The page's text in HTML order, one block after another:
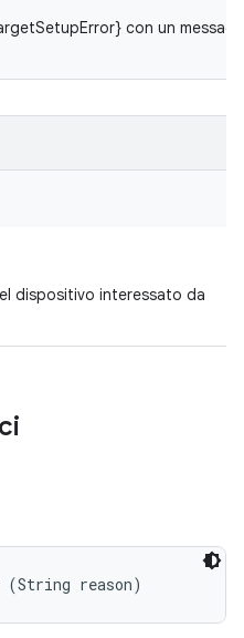
con un
dispositivo interessato da
(String reason)